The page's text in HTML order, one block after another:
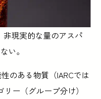
非現実的な量のアスパ
い。
のある物質（IARCでは
ー（グループ分け）